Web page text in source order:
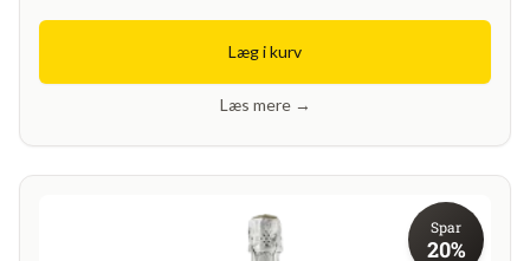
Læg i kurv
Læs mere →
Spar
20%